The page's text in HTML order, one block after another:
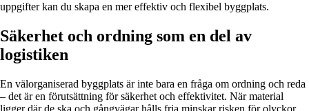
uppgifter kan du skapa en mer effektiv och flexibel byggplats.
Säkerhet och ordning som en del av
logistiken
En välorganiserad byggplats är inte bara en fråga om ordning och reda
– det är en förutsättning för säkerhet och effektivitet. När material
ligger där de ska och gångvägar hålls fria minskar risken för olyckor